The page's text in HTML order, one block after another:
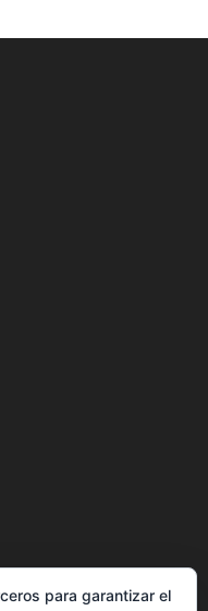
para garantizar el